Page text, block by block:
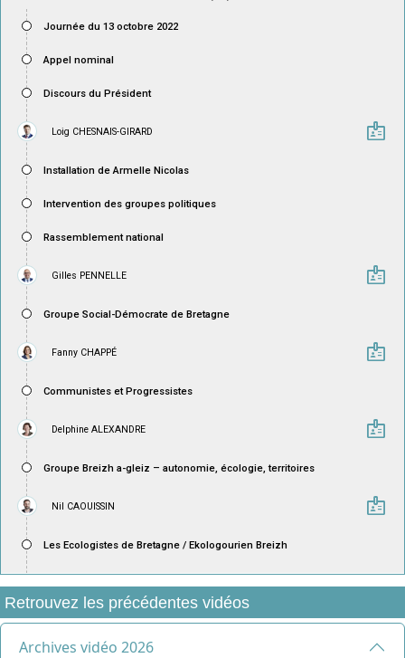
Retrouvez les précédentes vidéos
Archives vidéo 2026